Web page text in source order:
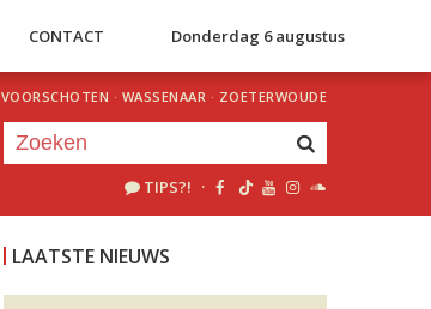
CONTACT Donderdag 6 augustus
VOORSCHOTEN · WASSENAAR · ZOETERWOUDE
TIPS?! ·
LAATSTE NIEUWS